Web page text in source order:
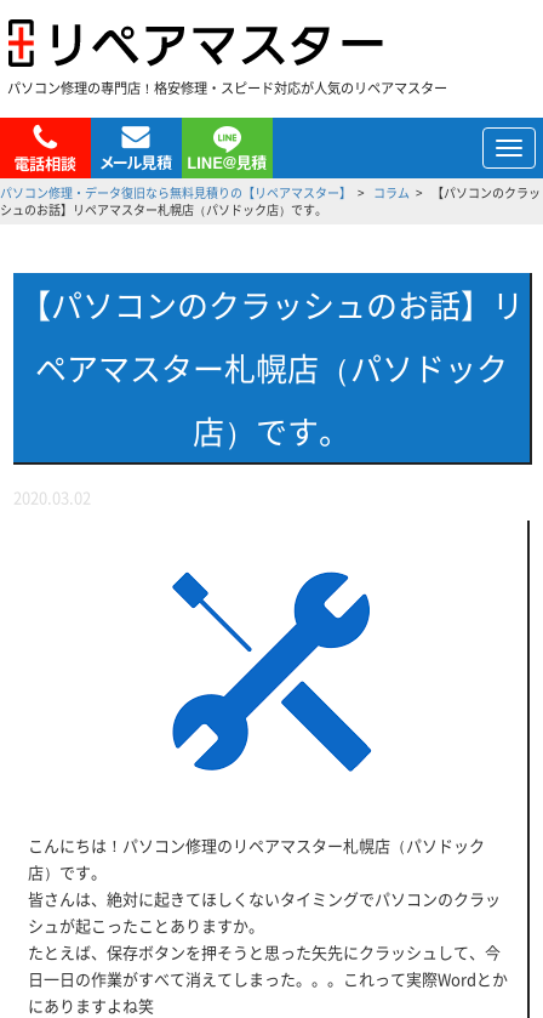
パソコン修理の専門店！格安修理・スピード対応が人気のリペアマスター
メ
ニ
ュ
パソコン修理・データ復旧なら無料見積りの【リペアマスター】 コラム
【パソコンのクラッ
シュのお話】リペアマスター札幌店（パソドック店）です。
【パソコンのクラッシュのお話】リ
ペアマスター札幌店（パソドック
店）です。
2020.03.02
こんにちは！パソコン修理のリペアマスター札幌店（パソドック
店）です。
皆さんは、絶対に起きてほしくないタイミングでパソコンのクラッ
シュが起こったことありますか。
たとえば、保存ボタンを押そうと思った矢先にクラッシュして、今
日一日の作業がすべて消えてしまった。。。これって実際Wordとか
にありますよね笑